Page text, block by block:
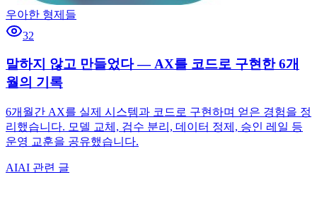
우아한 형제들
32
말하지 않고 만들었다 — AX를 코드로 구현한 6개
월의 기록
6개월간 AX를 실제 시스템과 코드로 구현하며 얻은 경험을 정
리했습니다. 모델 교체, 검수 분리, 데이터 정제, 승인 레일 등
운영 교훈을 공유했습니다.
AIAI 관련 글